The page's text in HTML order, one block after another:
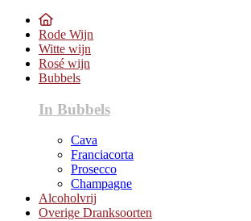
Rode Wijn
Witte wijn
Rosé wijn
Bubbels
In Bubbels
Cava
Franciacorta
Prosecco
Champagne
Alcoholvrij
Overige Dranksoorten